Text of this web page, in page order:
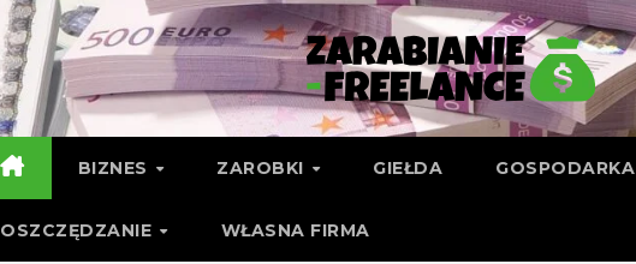
BIZNES ZAROBKI GIEŁDA GOSPODARKA
OSZCZĘDZANIE WŁASNA FIRMA